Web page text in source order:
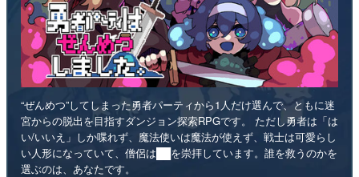
“ぜんめつ”してしまった勇者パーティから1人だけ選んで、ともに迷
宮からの脱出を目指すダンジョン探索RPGです。 ただし勇者は「は
い/いいえ」しか喋れず、魔法使いは魔法が使えず、戦士は可愛らし
い人形になっていて、僧侶は██を崇拝しています。誰を救うのかを
選ぶのは、あなたです。